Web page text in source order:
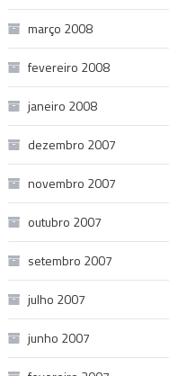
março 2008
fevereiro 2008
janeiro 2008
dezembro 2007
novembro 2007
outubro 2007
setembro 2007
julho 2007
junho 2007